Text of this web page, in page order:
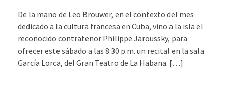
De la mano de Leo Brouwer, en el contexto del mes
dedicado a la cultura francesa en Cuba, vino a la isla el
reconocido contratenor Philippe Jaroussky, para
ofrecer este sábado a las 8:30 p.m. un recital en la sala
García Lorca, del Gran Teatro de La Habana. […]